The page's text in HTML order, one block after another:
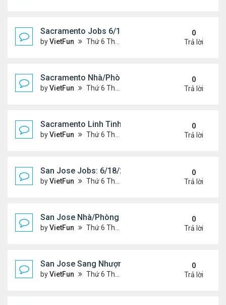
Sacramento Jobs 6/18/21- 6/25/21
byVietFun Thứ 6 Tháng 6 18, 2021 2:07 pm
0
Trả lời
Sacramento Nhà/Phòng 6/18/21- 6/25/21
byVietFun Thứ 6 Tháng 6 18, 2021 2:04 pm
0
Trả lời
Sacramento Linh Tinh 6/18/21- 6/25/21
byVietFun Thứ 6 Tháng 6 18, 2021 2:02 pm
0
Trả lời
San Jose Jobs: 6/18/21- 6/25/2021
byVietFun Thứ 6 Tháng 6 18, 2021 1:58 pm
0
Trả lời
San Jose Nhà/Phòng 6/18/21- 6/25/21
byVietFun Thứ 6 Tháng 6 18, 2021 1:56 pm
0
Trả lời
San Jose Sang Nhượng 6/18/21- 6/25/21
byVietFun Thứ 6 Tháng 6 18, 2021 1:54 pm
0
Trả lời